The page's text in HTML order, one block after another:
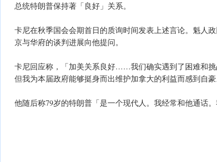
总统特朗普保持著「良好」关系。
卡尼在秋季国会会期首日的质询时间发表上述言论。魁人
京与华府的谈判进展向他提问。
卡尼回应称，「加美关系良好……我们确实遇到了困难和
但我为本届政府能够挺身而出维护加拿大的利益而感到自
他随后称79岁的特朗普「是一个现代人。我经常和他通话